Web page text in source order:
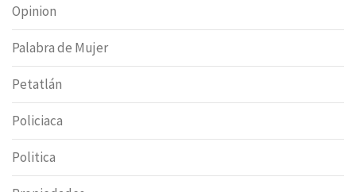
Opinion
Palabra de Mujer
Petatlán
Policiaca
Politica